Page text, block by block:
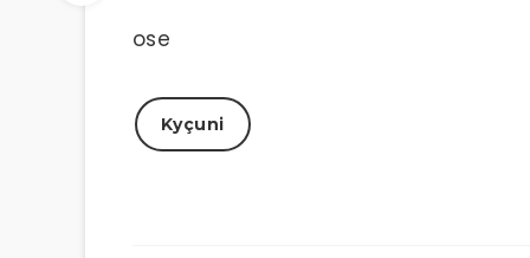
ose
Kyçuni